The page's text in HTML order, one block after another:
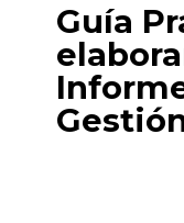
Guía